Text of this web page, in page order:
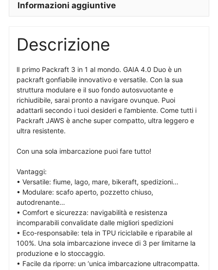
Informazioni aggiuntive
Descrizione
lI primo Packraft 3 in 1 al mondo. GAIA 4.0 Duo è un
packraft gonfiabile innovativo e versatile. Con la sua
struttura modulare e il suo fondo autosvuotante e
richiudibile, sarai pronto a navigare ovunque. Puoi
adattarli secondo i tuoi desideri e l’ambiente. Come tutti i
Packraft JAWS è anche super compatto, ultra leggero e
ultra resistente.
Con una sola imbarcazione puoi fare tutto!
Vantaggi:
• Versatile: fiume, lago, mare, bikeraft, spedizioni…
• Modulare: scafo aperto, pozzetto chiuso,
autodrenante…
• Comfort e sicurezza: navigabilità e resistenza
incomparabili convalidate dalle migliori spedizioni
• Eco-responsabile: tela in TPU riciclabile e riparabile al
100%. Una sola imbarcazione invece di 3 per limitarne la
produzione e lo stoccaggio.
• Facile da riporre: un ‘unica imbarcazione ultracompatta.